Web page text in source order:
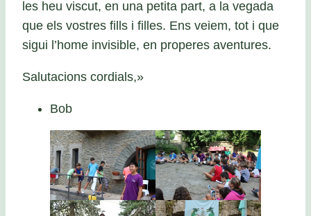
les heu viscut, en una petita part, a la vegada
que els vostres fills i filles. Ens veiem, tot i que
sigui l’home invisible, en properes aventures.
Salutacions cordials,»
Bob